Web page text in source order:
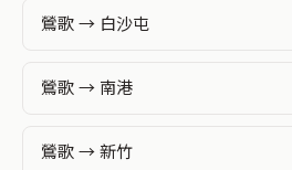
鶯歌 → 白沙屯
鶯歌 → 南港
鶯歌 → 新竹